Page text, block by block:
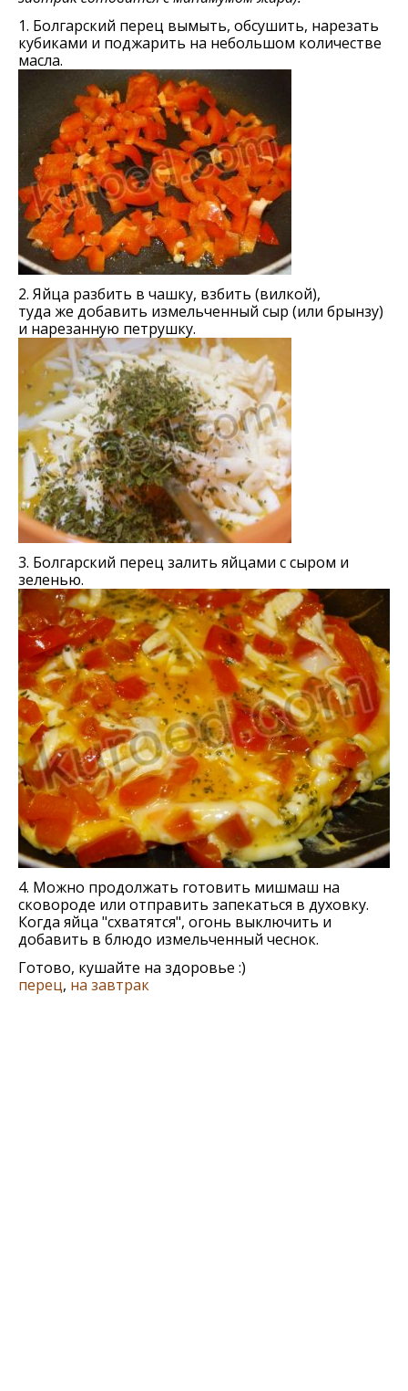
1. Болгарский перец вымыть, обсушить, нарезать
кубиками и поджарить на небольшом количестве
масла.
2. Яйца разбить в чашку, взбить (вилкой),
туда же добавить измельченный сыр (или брынзу)
и нарезанную петрушку.
3. Болгарский перец залить яйцами с сыром и
зеленью.
4. Можно продолжать готовить мишмаш на
сковороде или отправить запекаться в духовку.
Когда яйца "схватятся", огонь выключить и
добавить в блюдо измельченный чеснок.
Готово, кушайте на здоровье :)
перец, на завтрак